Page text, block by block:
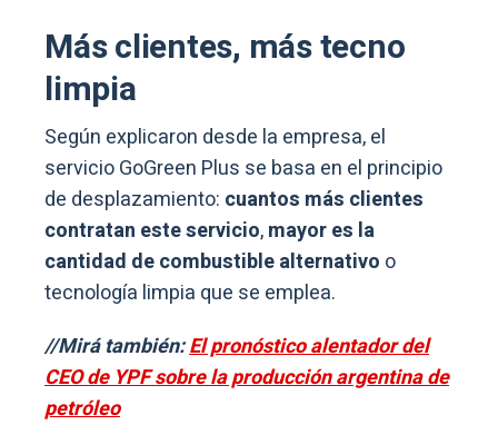
Más clientes, más tecno
limpia
Según explicaron desde la empresa, el
servicio GoGreen Plus se basa en el principio
de desplazamiento: cuantos más clientes
contratan este servicio,mayor es la
cantidad de combustible alternativo o
tecnología limpia que se emplea.
//Mirá también:El pronóstico alentador del
CEO de YPF sobre la producción argentina de
petróleo